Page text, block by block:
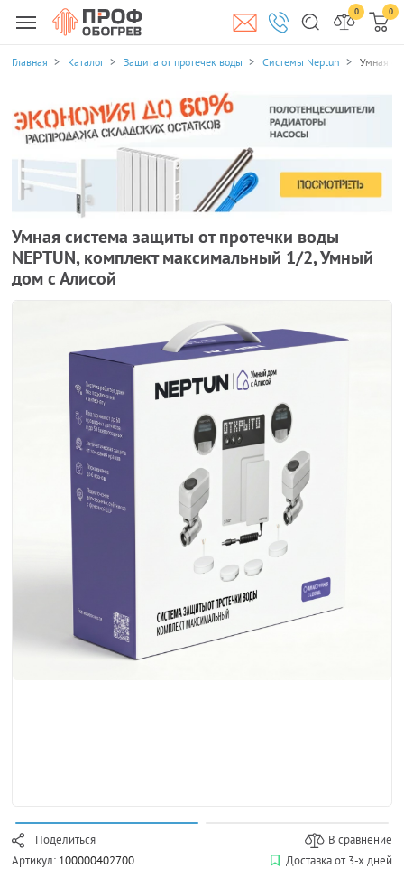
0 0
Главная Каталог Защита от протечек воды Системы Neptun Умная
Умная система защиты от протечки воды
NEPTUN, комплект максимальный 1/2, Умный
дом с Алисой
Поделиться
В сравнение
Артикул: 100000402700
Доставка от 3-х дней